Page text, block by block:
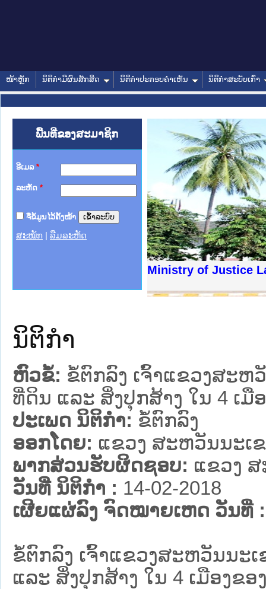
ໜ້າຫຼັກ ນິຕິກໍາມີຜົນສັກສິດ ນິຕິກໍາປະກອບຄໍາເຫັນ ນິຕິກໍາສະບັບເກົ່າ
ພື້ນທີ່ຂອງສະມາຊິກ
ອີເມລ *
ລະຫັດ *
ຈື່ຂໍ້ມູນໄວ້ຄັ້ງໜ້າ
ສະໝັກ ລືມລະຫັດ
Ministry of Justice
ຊາຊົນ ພາກເໜືອ
ການ
ກາງ
ກໃຕ້
ນຕຳຫຼວດປະຊາຊົນ
ສັນຕິບານປະຊາຊົນ
ກເໜືອ
ຊາຊົນ ພາກກາງ
ນິຕິກໍາ
ຫົວຂໍ້: ຂໍ້ຕົກລົງ ເຈົ້າແຂວງສະຫ
ທີ່ດິນ ແລະ ສິ່ງປຸກສ້າງ ໃນ 4 ເ
ປະເພດ ນິຕິກໍາ: ຂໍ້ຕົກລົງ
ອອກໂດຍ: ແຂວງ ສະຫວັນນະເ
ພາກສ່ວນຮັບຜິດຊອບ: ແຂວງ
ວັນທີ່ ນິຕິກໍາ : 14-02-2018
ເຜີຍແຜ່ລົງ ຈົດໝາຍເຫດ ວັນທີ່ :
ຂໍ້ຕົກລົງ ເຈົ້າແຂວງສະຫວັນນະ
ແລະ ສິ່ງປຸກສ້າງ ໃນ 4 ເມືອງຂ